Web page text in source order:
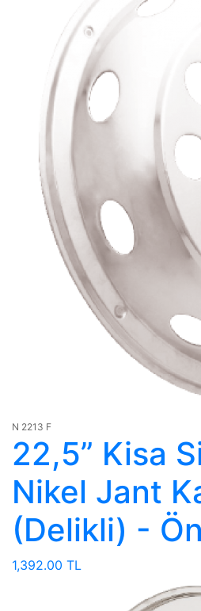
N 2213 F
22,5” Kisa
Nikel Jant
(Delikli) - Ön
1,392.00 TL